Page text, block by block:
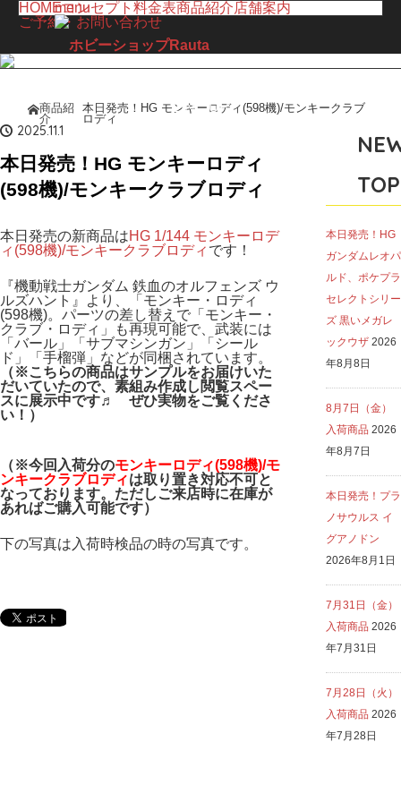
menu
HOMEコンセプト 料金表商品紹介店舗案内
ご予約・お問い合わせ
LINE UP
ホーム
商品紹
介
本日発売！HG モンキーロディ(598機)/モンキークラブ
ロディ
2025.11.1
本日発売！HG モンキーロディ
(598機)/モンキークラブロディ
本日発売の新商品はHG 1/144 モンキーロデ
ィ(598機)/モンキークラブロディ です！
『機動戦士ガンダム 鉄血のオルフェンズ ウ
ルズハント』より、「モンキー・ロディ
(598機)。パーツの差し替えで「モンキー・
クラブ・ロディ」も再現可能で、武装には
「バール」「サブマシンガン」「シール
ド」「手榴弾」などが同梱されています。
（※こちらの商品はサンプルをお届けいた
だいていたので、素組み作成し閲覧スペー
スに展示中です♬ ぜひ実物をご覧くださ
い！）
（※今回入荷分のモンキーロディ(598機)/モ
ンキークラブロディは取り置き対応不可と
なっております。ただしご来店時に在庫が
あればご購入可能です）
下の写真は入荷時検品の時の写真です。
本日発売！HG
ガンダムレオパ
ルド、ポケプラ
セレクトシリー
ズ 黒いメガレ
ックウザ 2026
年8月8日
8月7日（金）
入荷商品 2026
年8月7日
本日発売！プラ
ノサウルス イ
グアノドン
2026年8月1日
7月31日（金）
入荷商品 2026
年7月31日
7月28日（火）
入荷商品 2026
年7月28日